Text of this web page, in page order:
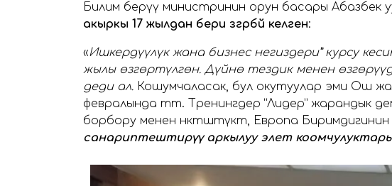
Билим берүү министринин орун басары Абазбек
акыркы 17 жылдан бери өзгөрбөй келген:
«Ишкердүүлүк жана бизнес негиздери” курсу
жылы өзгөртүлгөн. Дүйнө тездик менен
деди ал. Кошумчаласак, бул окутуулар эми Ош
февралында өтөт. Тренингдер “Лидер” жарандык
борбору менен өнөктөштүктө, Европа
санариптештирүү аркылуу элет коомчулуктары